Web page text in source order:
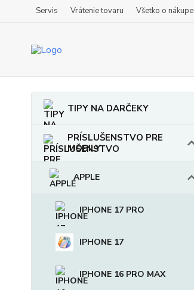
Servis Vrátenie tovaru Všetko o nákupe
TIPY NA DARČEKY
PRÍSLUŠENSTVO PRE
MOBILY
APPLE
IPHONE 17 PRO
IPHONE 17
IPHONE 16 PRO MAX